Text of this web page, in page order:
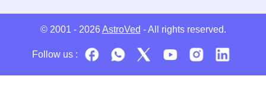
© 2001 - 2026 AstroVed - All rights reserved.
Follow us :